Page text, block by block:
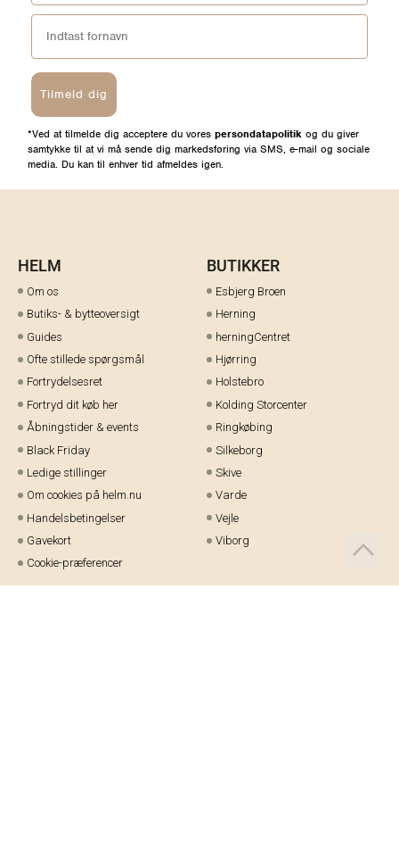
Tilmeld dig
*Ved at tilmelde dig acceptere du vores persondatapolitik og du giver
samtykke til at vi må sende dig markedsføring via SMS, e-mail og sociale
media. Du kan til enhver tid afmeldes igen.
HELM
Om os
Butiks- & bytteoversigt
Guides
Ofte stillede spørgsmål
Fortrydelsesret
Fortryd dit køb her
Åbningstider & events
Black Friday
Ledige stillinger
Om cookies på helm.nu
Handelsbetingelser
Gavekort
Cookie-præferencer
BUTIKKER
Esbjerg Broen
Herning
herningCentret
Hjørring
Holstebro
Kolding Storcenter
Ringkøbing
Silkeborg
Skive
Varde
Vejle
Viborg